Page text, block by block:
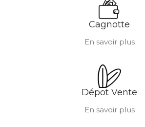
Cagnotte
En savoir plus
Dépot Vente
En savoir plus